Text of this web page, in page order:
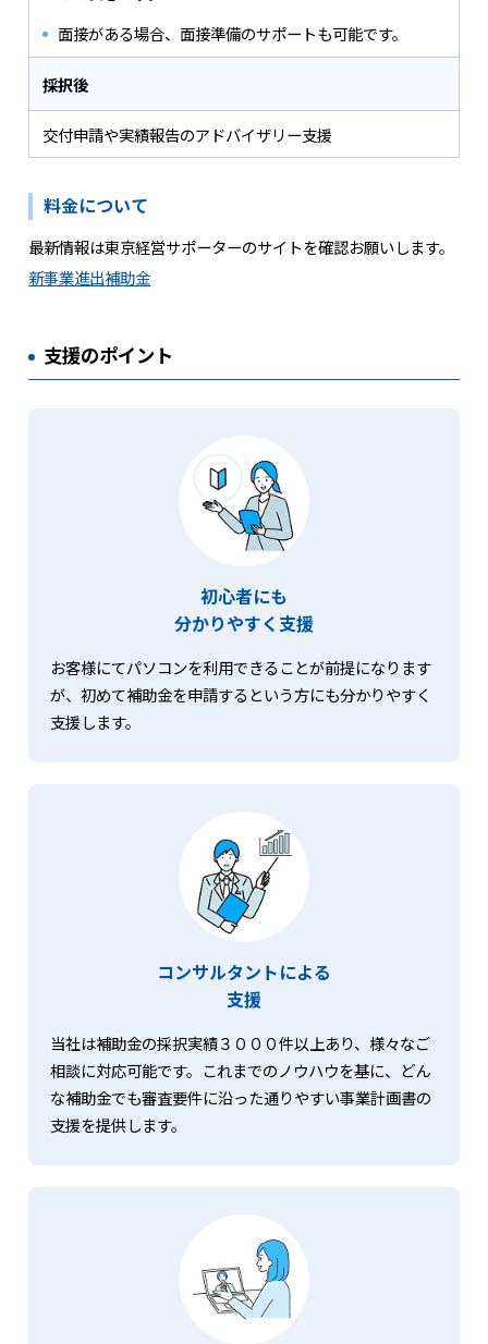
面接がある場合、面接準備のサポートも可能です。
採択後
交付申請や実績報告のアドバイザリー支援
料金について
最新情報は東京経営サポーターのサイトを確認お願いします。
新事業進出補助金
支援のポイント
初心者にも
分かりやすく支援
お客様にてパソコンを利用できることが前提になります
が、初めて補助金を申請するという方にも分かりやすく
支援します。
コンサルタントによる
支援
当社は補助金の採択実績３０００件以上あり、様々なご
相談に対応可能です。これまでのノウハウを基に、どん
な補助金でも審査要件に沿った通りやすい事業計画書の
支援を提供します。